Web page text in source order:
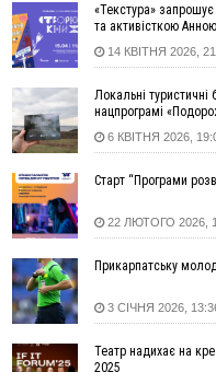
10:45
У Франківську,
зафіксували рекордну
10:02
Змушував надсилати
затримали
09:22
АМКУ розпочав справу
через різні ставки
до кінця п'ятниці
08:45
Нафтогазову площу на
повторно виставили
06 Серпня
18:46 ФОТО У Польщі
берегової охорони
«Текстура» запрошує
та активісткою
14 КВІТНЯ 2026,
Локальні
нацпрограмі
6 КВІТНЯ 2026,
Старт “Програми
22 ЛЮТОГО 2026,
Прикарпатську
3 СІЧНЯ 2026,
Театр надихає на
2025